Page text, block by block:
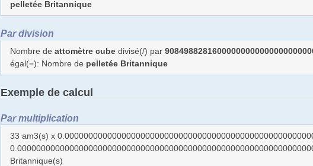
pelletée Britannique
Par division
Nombre deattomètre cube divisé(/) par
égal(=): Nombre de pelletée Britannique
Exemple de calcul
Par multiplication
33 am3(s) x
Britannique(s)